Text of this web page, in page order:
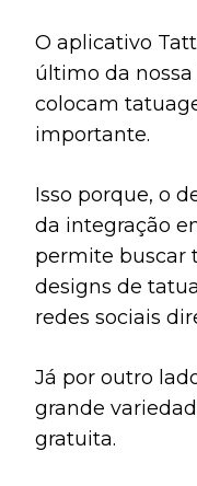
O aplicativo
último da
colocam
importante.
Isso porque, o
da integração
permite buscar
designs de
redes sociais
Já por outro
grande
gratuita.